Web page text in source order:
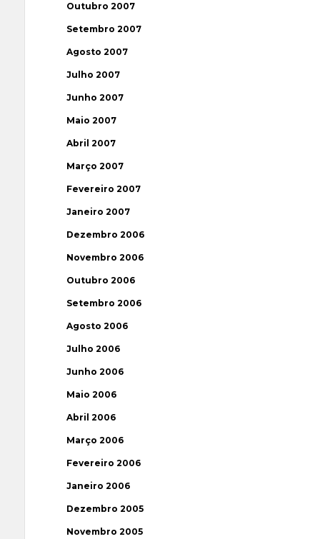
Outubro 2007
Setembro 2007
Agosto 2007
Julho 2007
Junho 2007
Maio 2007
Abril 2007
Março 2007
Fevereiro 2007
Janeiro 2007
Dezembro 2006
Novembro 2006
Outubro 2006
Setembro 2006
Agosto 2006
Julho 2006
Junho 2006
Maio 2006
Abril 2006
Março 2006
Fevereiro 2006
Janeiro 2006
Dezembro 2005
Novembro 2005